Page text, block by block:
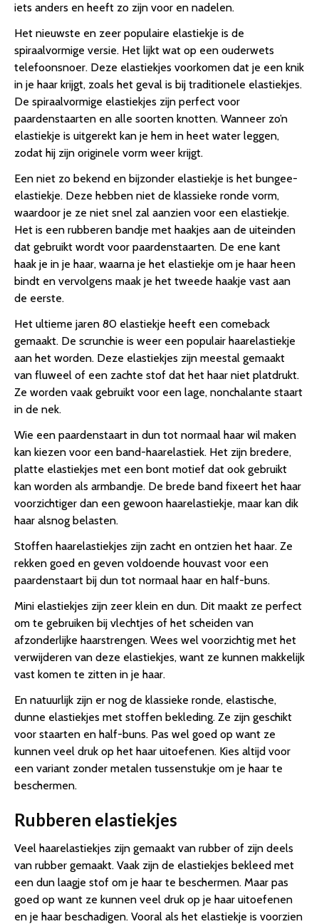
iets anders en heeft zo zijn voor en nadelen.
Het nieuwste en zeer populaire elastiekje is de
spiraalvormige versie. Het lijkt wat op een ouderwets
telefoonsnoer. Deze elastiekjes voorkomen dat je een knik
in je haar krijgt, zoals het geval is bij traditionele elastiekjes.
De spiraalvormige elastiekjes zijn perfect voor
paardenstaarten en alle soorten knotten. Wanneer zo’n
elastiekje is uitgerekt kan je hem in heet water leggen,
zodat hij zijn originele vorm weer krijgt.
Een niet zo bekend en bijzonder elastiekje is het bungee-
elastiekje. Deze hebben niet de klassieke ronde vorm,
waardoor je ze niet snel zal aanzien voor een elastiekje.
Het is een rubberen bandje met haakjes aan de uiteinden
dat gebruikt wordt voor paardenstaarten. De ene kant
haak je in je haar, waarna je het elastiekje om je haar heen
bindt en vervolgens maak je het tweede haakje vast aan
de eerste.
Het ultieme jaren 80 elastiekje heeft een comeback
gemaakt. De scrunchie is weer een populair haarelastiekje
aan het worden. Deze elastiekjes zijn meestal gemaakt
van fluweel of een zachte stof dat het haar niet platdrukt.
Ze worden vaak gebruikt voor een lage, nonchalante staart
in de nek.
Wie een paardenstaart in dun tot normaal haar wil maken
kan kiezen voor een band-haarelastiek. Het zijn bredere,
platte elastiekjes met een bont motief dat ook gebruikt
kan worden als armbandje. De brede band fixeert het haar
voorzichtiger dan een gewoon haarelastiekje, maar kan dik
haar alsnog belasten.
Stoffen haarelastiekjes zijn zacht en ontzien het haar. Ze
rekken goed en geven voldoende houvast voor een
paardenstaart bij dun tot normaal haar en half-buns.
Mini elastiekjes zijn zeer klein en dun. Dit maakt ze perfect
om te gebruiken bij vlechtjes of het scheiden van
afzonderlijke haarstrengen. Wees wel voorzichtig met het
verwijderen van deze elastiekjes, want ze kunnen makkelijk
vast komen te zitten in je haar.
En natuurlijk zijn er nog de klassieke ronde, elastische,
dunne elastiekjes met stoffen bekleding. Ze zijn geschikt
voor staarten en half-buns. Pas wel goed op want ze
kunnen veel druk op het haar uitoefenen. Kies altijd voor
een variant zonder metalen tussenstukje om je haar te
beschermen.
Rubberen elastiekjes
Veel haarelastiekjes zijn gemaakt van rubber of zijn deels
van rubber gemaakt. Vaak zijn de elastiekjes bekleed met
een dun laagje stof om je haar te beschermen. Maar pas
goed op want ze kunnen veel druk op je haar uitoefenen
en je haar beschadigen. Vooral als het elastiekje is voorzien